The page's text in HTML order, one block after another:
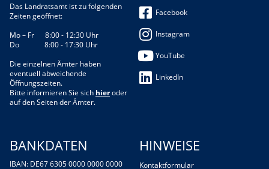
Das Landratsamt ist zu folgenden
Zeiten geöffnet:
Mo – Fr 8:00 - 12:30 Uhr
Do 8:00 - 17:30 Uhr
Die einzelnen Ämter haben
eventuell abweichende
Öffnungszeiten.
Bitte informieren Sie sich hieroder
auf den Seiten der Ämter.
Facebook
Instagram
YouTube
LinkedIn
BANKDATEN
IBAN: DE67 6305 0000 0000 0000
HINWEISE
Kontaktformular